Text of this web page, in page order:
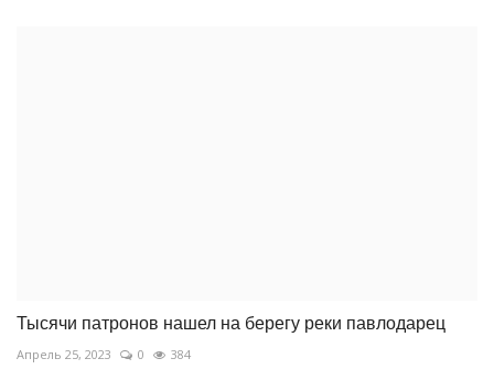
Тысячи патронов нашел на берегу реки павлодарец
Апрель 25, 2023 0 384